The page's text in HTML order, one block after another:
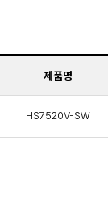
제품명
HS7520V-SW